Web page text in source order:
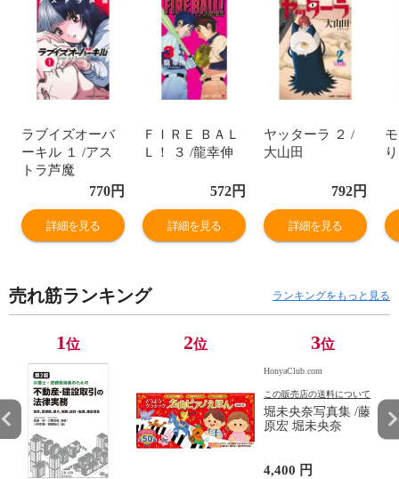
ラブイズオーバ
ーキル １ /アス
トラ芦魔
770円
詳細を見る
ＦＩＲＥ ＢＡＬ
Ｌ！ ３ /龍幸伸
572円
詳細を見る
ヤッターラ ２ /
大山田
792円
詳細を見る
売れ筋ランキング ランキングをもっと見る
1位 2位 3位
HonyaClub.com
この販売店の送料について
堀未央奈写真集 /藤
原宏 堀未央奈
4,400 円